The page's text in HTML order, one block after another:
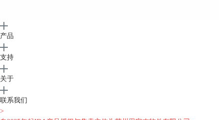
IDA Pro搞动态调试安卓模拟器，不仅能帮你省下
把“神奇的调试棒”一样。所以，动态调试不再是难
相对于其他调试工具，
产品
支持
关于
联系我们
>